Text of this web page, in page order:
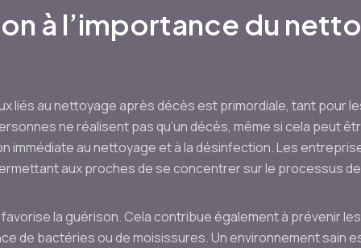
à l’importance du
liés au nettoyage après décès est primordiale, tant pour
ne réalisent pas qu’un décès, même si cela peut
au nettoyage et à la désinfection. Les
aux proches de se concentrer sur le processus
la guérison. Cela contribue également à prévenir
de bactéries ou de moisissures. Un environnement sain